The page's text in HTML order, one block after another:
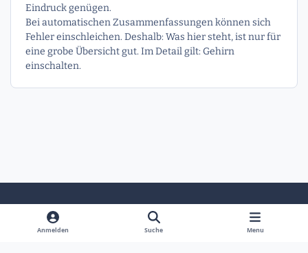
Eindruck genügen.
Bei automatischen Zusammenfassungen können sich
Fehler einschleichen. Deshalb: Was hier steht, ist nur für
eine grobe Übersicht gut. Im Detail gilt: Gehirn
einschalten.
Heller ModusDunkler Modus
Systemeinstellung
Anmelden Suche Menu